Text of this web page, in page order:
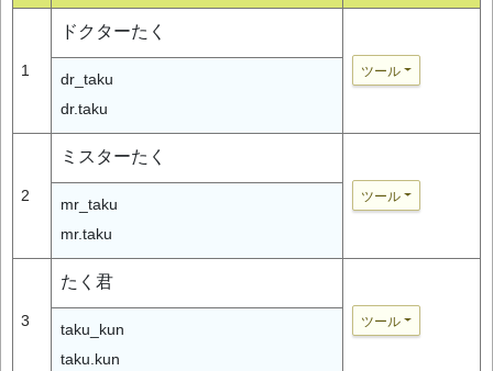
1
ドクターたく
ツール
dr_taku
dr.taku
2
ミスターたく
ツール
mr_taku
mr.taku
3
たく君
ツール
taku_kun
taku.kun